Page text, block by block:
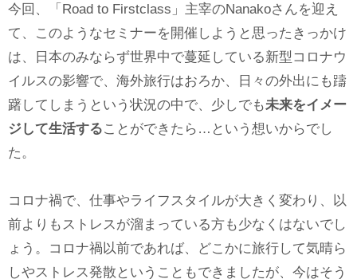
今回、「Road to Firstclass」主宰のNanakoさんを迎え
て、このようなセミナーを開催しようと思ったきっかけ
は、日本のみならず世界中で蔓延している新型コロナウ
イルスの影響で、海外旅行はおろか、日々の外出にも躊
躇してしまうという状況の中で、少しでも未来をイメー
ジして生活することができたら…という想いからでし
た。
コロナ禍で、仕事やライフスタイルが大きく変わり、以
前よりもストレスが溜まっている方も少なくはないでし
ょう。コロナ禍以前であれば、どこかに旅行して気晴ら
しやストレス発散ということもできましたが、今はそう